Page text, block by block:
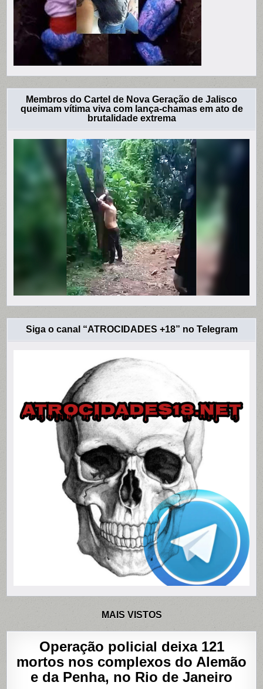
Membros do Cartel de Nova Geração de Jalisco
queimam vítima viva com lança-chamas em ato de
brutalidade extrema
Siga o canal “ATROCIDADES +18” no Telegram
MAIS VISTOS
Operação policial deixa 121
mortos nos complexos do Alemão
e da Penha, no Rio de Janeiro